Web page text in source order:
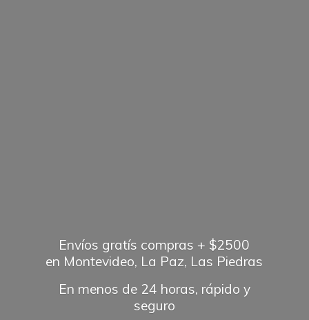
Envíos gratís compras + $2500
en Montevideo, La Paz, Las Piedras
En menos de 24 horas, rápido y
seguro